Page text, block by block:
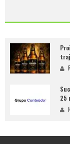
25